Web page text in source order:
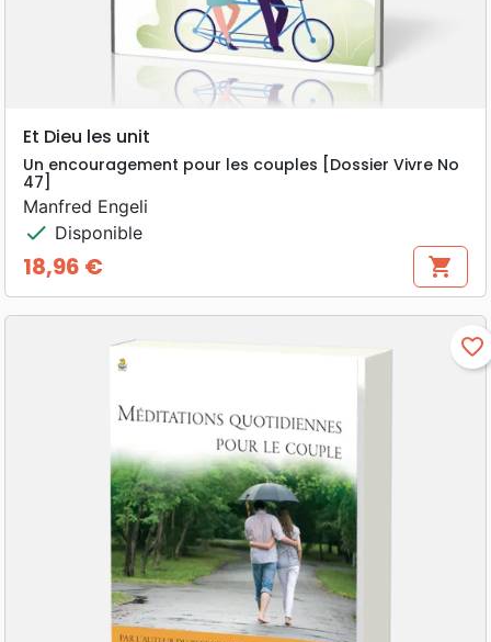
Et Dieu les unit
Un encouragement pour les couples [Dossier Vivre No
47]
Manfred Engeli
check Disponible
Prix
18,96 € shopping_cart
favorite_border